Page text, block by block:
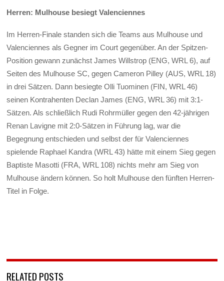
Herren: Mulhouse besiegt Valenciennes
Im Herren-Finale standen sich die Teams aus Mulhouse und
Valenciennes als Gegner im Court gegenüber. An der Spitzen-
Position gewann zunächst James Willstrop (ENG, WRL 6), auf
Seiten des Mulhouse SC, gegen Cameron Pilley (AUS, WRL 18)
in drei Sätzen. Dann besiegte Olli Tuominen (FIN, WRL 46)
seinen Kontrahenten Declan James (ENG, WRL 36) mit 3:1-
Sätzen. Als schließlich Rudi Rohrmüller gegen den 42-jährigen
Renan Lavigne mit 2:0-Sätzen in Führung lag, war die
Begegnung entschieden und selbst der für Valenciennes
spielende Raphael Kandra (WRL 43) hätte mit einem Sieg gegen
Baptiste Masotti (FRA, WRL 108) nichts mehr am Sieg von
Mulhouse ändern können. So holt Mulhouse den fünften Herren-
Titel in Folge.
RELATED POSTS